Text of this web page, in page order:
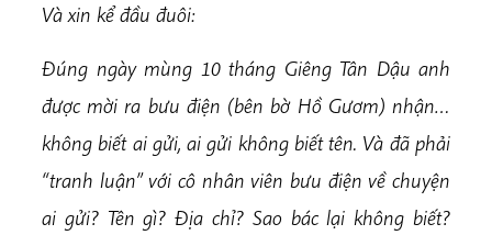
Và xin kể đầu đuôi:
Đúng ngày mùng 10 tháng Giêng Tân Dậu anh
được mời ra bưu điện (bên bờ Hồ Gươm) nhận…
không biết ai gửi, ai gửi không biết tên. Và đã phải
“tranh luận” với cô nhân viên bưu điện về chuyện
ai gửi? Tên gì? Địa chỉ? Sao bác lại không biết?